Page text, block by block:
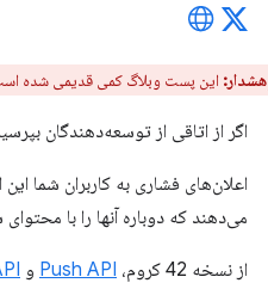
هشدار: این پست وبلاگ کمی قدیمی شده
اگر از اتاقی از توسعه‌دهندگان
اعلان‌های فشاری به کاربران شما
می‌دهند که دوباره آنها را با
از نسخه 42 کروم، Push API و